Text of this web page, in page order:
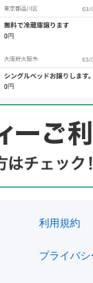
利用規約
プライバ